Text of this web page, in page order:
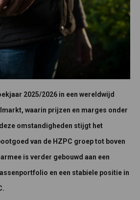
2025/2026 in een wereldwijd
waarin prijzen en marges onder
omstandigheden stijgt het
van de HZPC groep tot boven
is verder gebouwd aan een
en een stabiele positie in